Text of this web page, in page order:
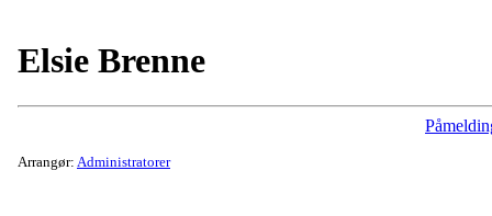
Elsie Brenne
Arrangør: Administratorer